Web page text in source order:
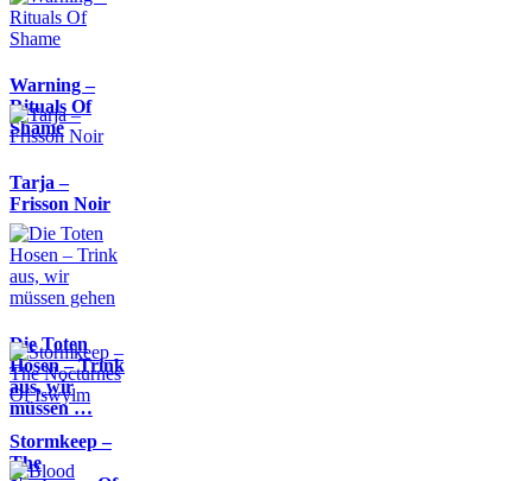
Warning –
Rituals Of
Shame
Tarja –
Frisson Noir
Die Toten
Hosen – Trink
aus, wir
müssen …
Stormkeep –
The